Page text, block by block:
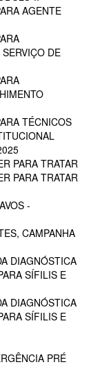
AGENTE
DE
TÉCNICOS
PARA TRATAR
PARA TRATAR
-
CAMPANHA
DIAGNÓSTICA
SÍFILIS E
DIAGNÓSTICA
SÍFILIS E
PRÉ